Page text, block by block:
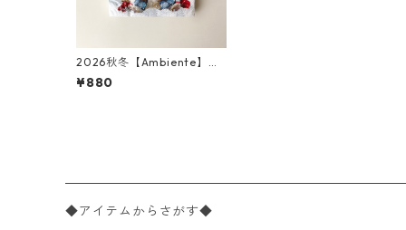
2026秋冬【Ambiente】ラ
ンチサイズ ペーパーナプキ
ン Bugsy ライトグレー 20
¥880
◆アイテムからさがす◆